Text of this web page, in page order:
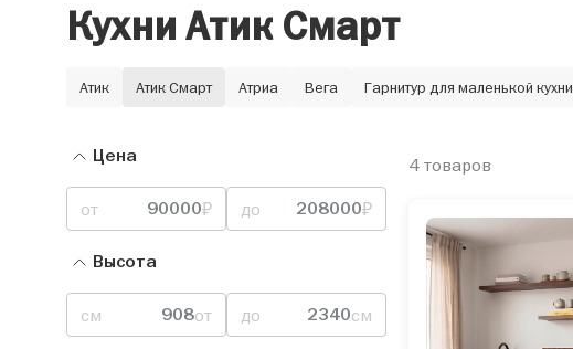
Кухни Атик Смарт
Атик Атик Смарт Атриа Вега Гарнитур для маленькой кухни
Цена
от ₽ до ₽
Высота
см от до см
4 товаров